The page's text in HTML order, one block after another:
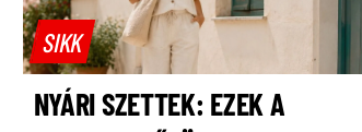
SIKK
NYÁRI SZETTEK: EZEK A